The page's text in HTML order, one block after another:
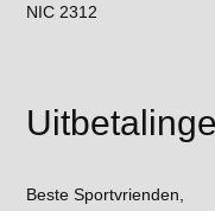
NIC 2312
Beste Sportvrienden,